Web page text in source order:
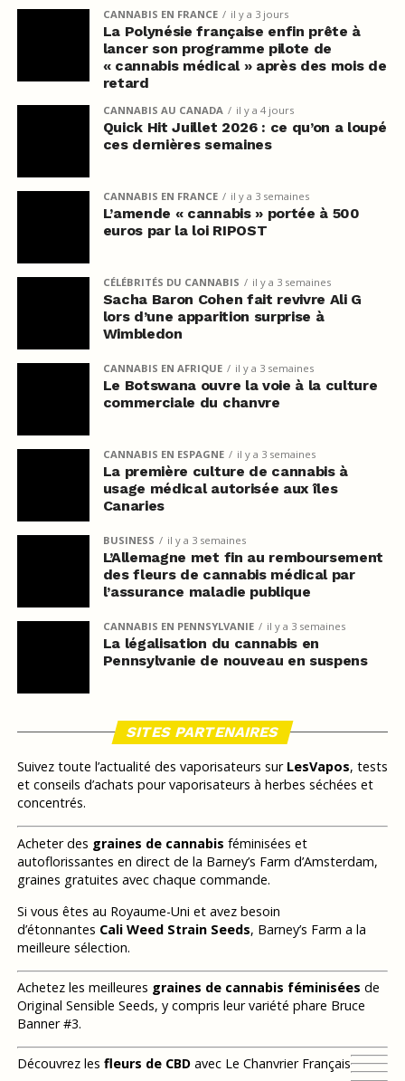
CANNABIS EN FRANCE il y a 3 jours
La Polynésie française enfin prête à
lancer son programme pilote de
« cannabis médical » après des mois de
retard
CANNABIS AU CANADA il y a 4 jours
Quick Hit Juillet 2026 : ce qu’on a loupé
ces dernières semaines
CANNABIS EN FRANCE il y a 3 semaines
L’amende « cannabis » portée à 500
euros par la loi RIPOST
CÉLÉBRITÉS DU CANNABIS il y a 3 semaines
Sacha Baron Cohen fait revivre Ali G
lors d’une apparition surprise à
Wimbledon
CANNABIS EN AFRIQUE il y a 3 semaines
Le Botswana ouvre la voie à la culture
commerciale du chanvre
CANNABIS EN ESPAGNE il y a 3 semaines
La première culture de cannabis à
usage médical autorisée aux îles
Canaries
BUSINESS il y a 3 semaines
L’Allemagne met fin au remboursement
des fleurs de cannabis médical par
l’assurance maladie publique
CANNABIS EN PENNSYLVANIE il y a 3 semaines
La légalisation du cannabis en
Pennsylvanie de nouveau en suspens
SITES PARTENAIRES
Suivez toute l’actualité des vaporisateurs sur LesVapos, tests
et conseils d’achats pour vaporisateurs à herbes séchées et
concentrés.
Acheter des graines de cannabis féminisées et
autoflorissantes en direct de la Barney’s Farm d’Amsterdam,
graines gratuites avec chaque commande.
Si vous êtes au Royaume-Uni et avez besoin
d’étonnantes Cali Weed Strain Seeds, Barney’s Farm a la
meilleure sélection.
Achetez les meilleures graines de cannabis féminisées de
Original Sensible Seeds, y compris leur variété phare Bruce
Banner #3.
Découvrez les fleurs de CBDavec Le Chanvrier Français